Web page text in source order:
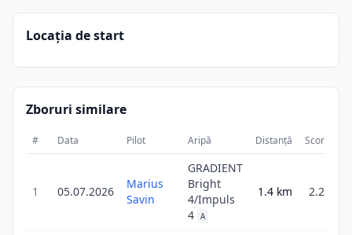
Locația de start
Zboruri similare
# Data Pilot Aripă Distanță Scor
1 05.07.2026
Marius
Savin
GRADIENT
Bright
4/Impuls
4 A
1.4 km 2.2